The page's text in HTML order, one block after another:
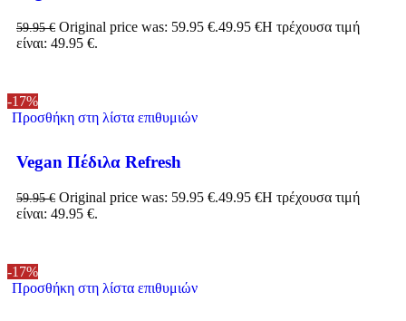
59.95€ Original price was: 59.95 €.49.95 €Η τρέχουσα τιμή
είναι: 49.95 €.
-17%
Προσθήκη στη λίστα επιθυμιών
Vegan Πέδιλα Refresh
59.95€ Original price was: 59.95 €.49.95 €Η τρέχουσα τιμή
είναι: 49.95 €.
-17%
Προσθήκη στη λίστα επιθυμιών